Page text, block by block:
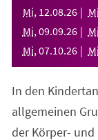
neuen
Tab)
Mi, 12.08.26 Mi
Mi, 09.09.26 Mi
Mi, 07.10.26 Mi
In den
allgemeinen
der Körper-